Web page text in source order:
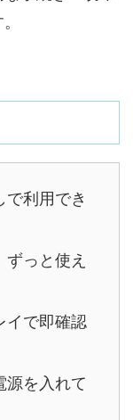
利用でき
っと使え
イで即確認
源を入れて